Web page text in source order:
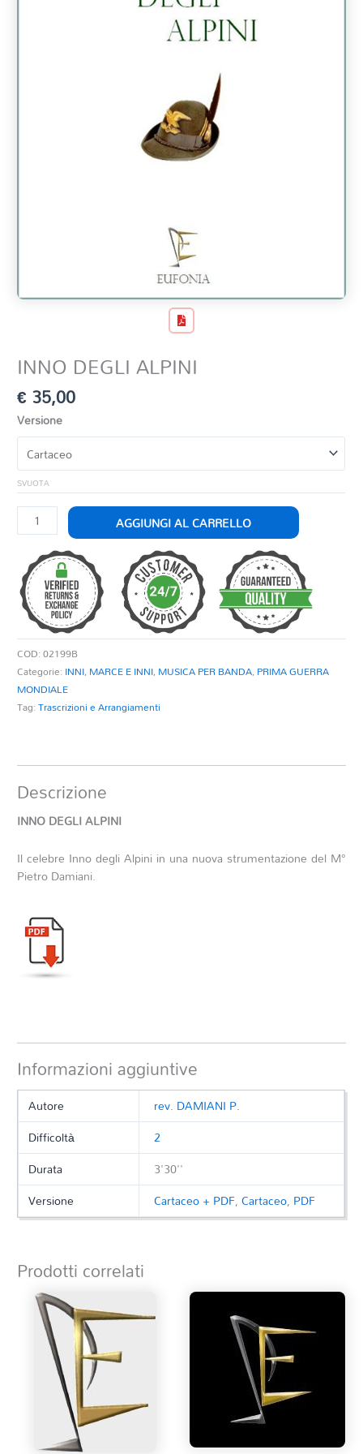
INNO DEGLI ALPINI
€35,00
Versione
SVUOTA
INNO
DEGLI
ALPINI
quantità
AGGIUNGI AL CARRELLO
COD:02199B
Categorie: INNI, MARCE E INNI, MUSICA PER BANDA, PRIMA GUERRA
MONDIALE
Tag:Trascrizioni e Arrangiamenti
Descrizione
INNO DEGLI ALPINI
Il celebre Inno degli Alpini in una nuova strumentazione del M°
Pietro Damiani.
Informazioni aggiuntive
Autore
rev. DAMIANI P.
Difficoltà
2
Durata
3'30''
Versione
Cartaceo + PDF,Cartaceo, PDF
Prodotti correlati